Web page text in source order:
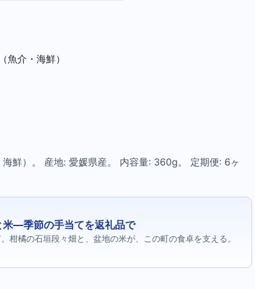
（魚介・海鮮）
鮮）。 産地: 愛媛県産。 内容量: 360g。 定期便: 6ヶ
米—季節の手当てを返礼品で
柑橘の石垣段々畑と、盆地の米が、この町の食卓を支える。